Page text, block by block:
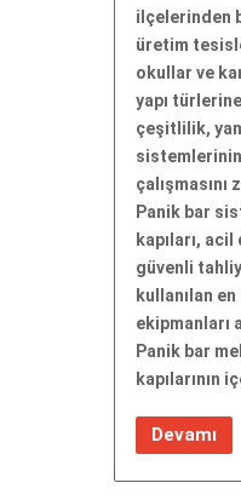
ilçelerinden
üretim
okullar ve
yapı
çeşitlilik,
Panik bar
kapıları,
güvenli
kullanılan
ekipmanları
Panik bar
kapılarının
Devamı